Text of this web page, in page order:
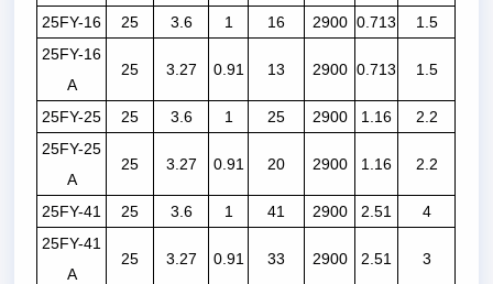
25FY-16
25 3.6 1 16 2900 0.713
1.5
25FY-16
A
25 3.27 0.91 13 2900 0.713 1.5
25FY-25 25 3.6 1 25 2900 1.16
2.2
25FY-25
A
25 3.27 0.91 20 2900 1.16 2.2
25FY-41 25 3.6 1 41 2900 2.51
4
25FY-41
A
25 3.27 0.91 33 2900 2.51 3